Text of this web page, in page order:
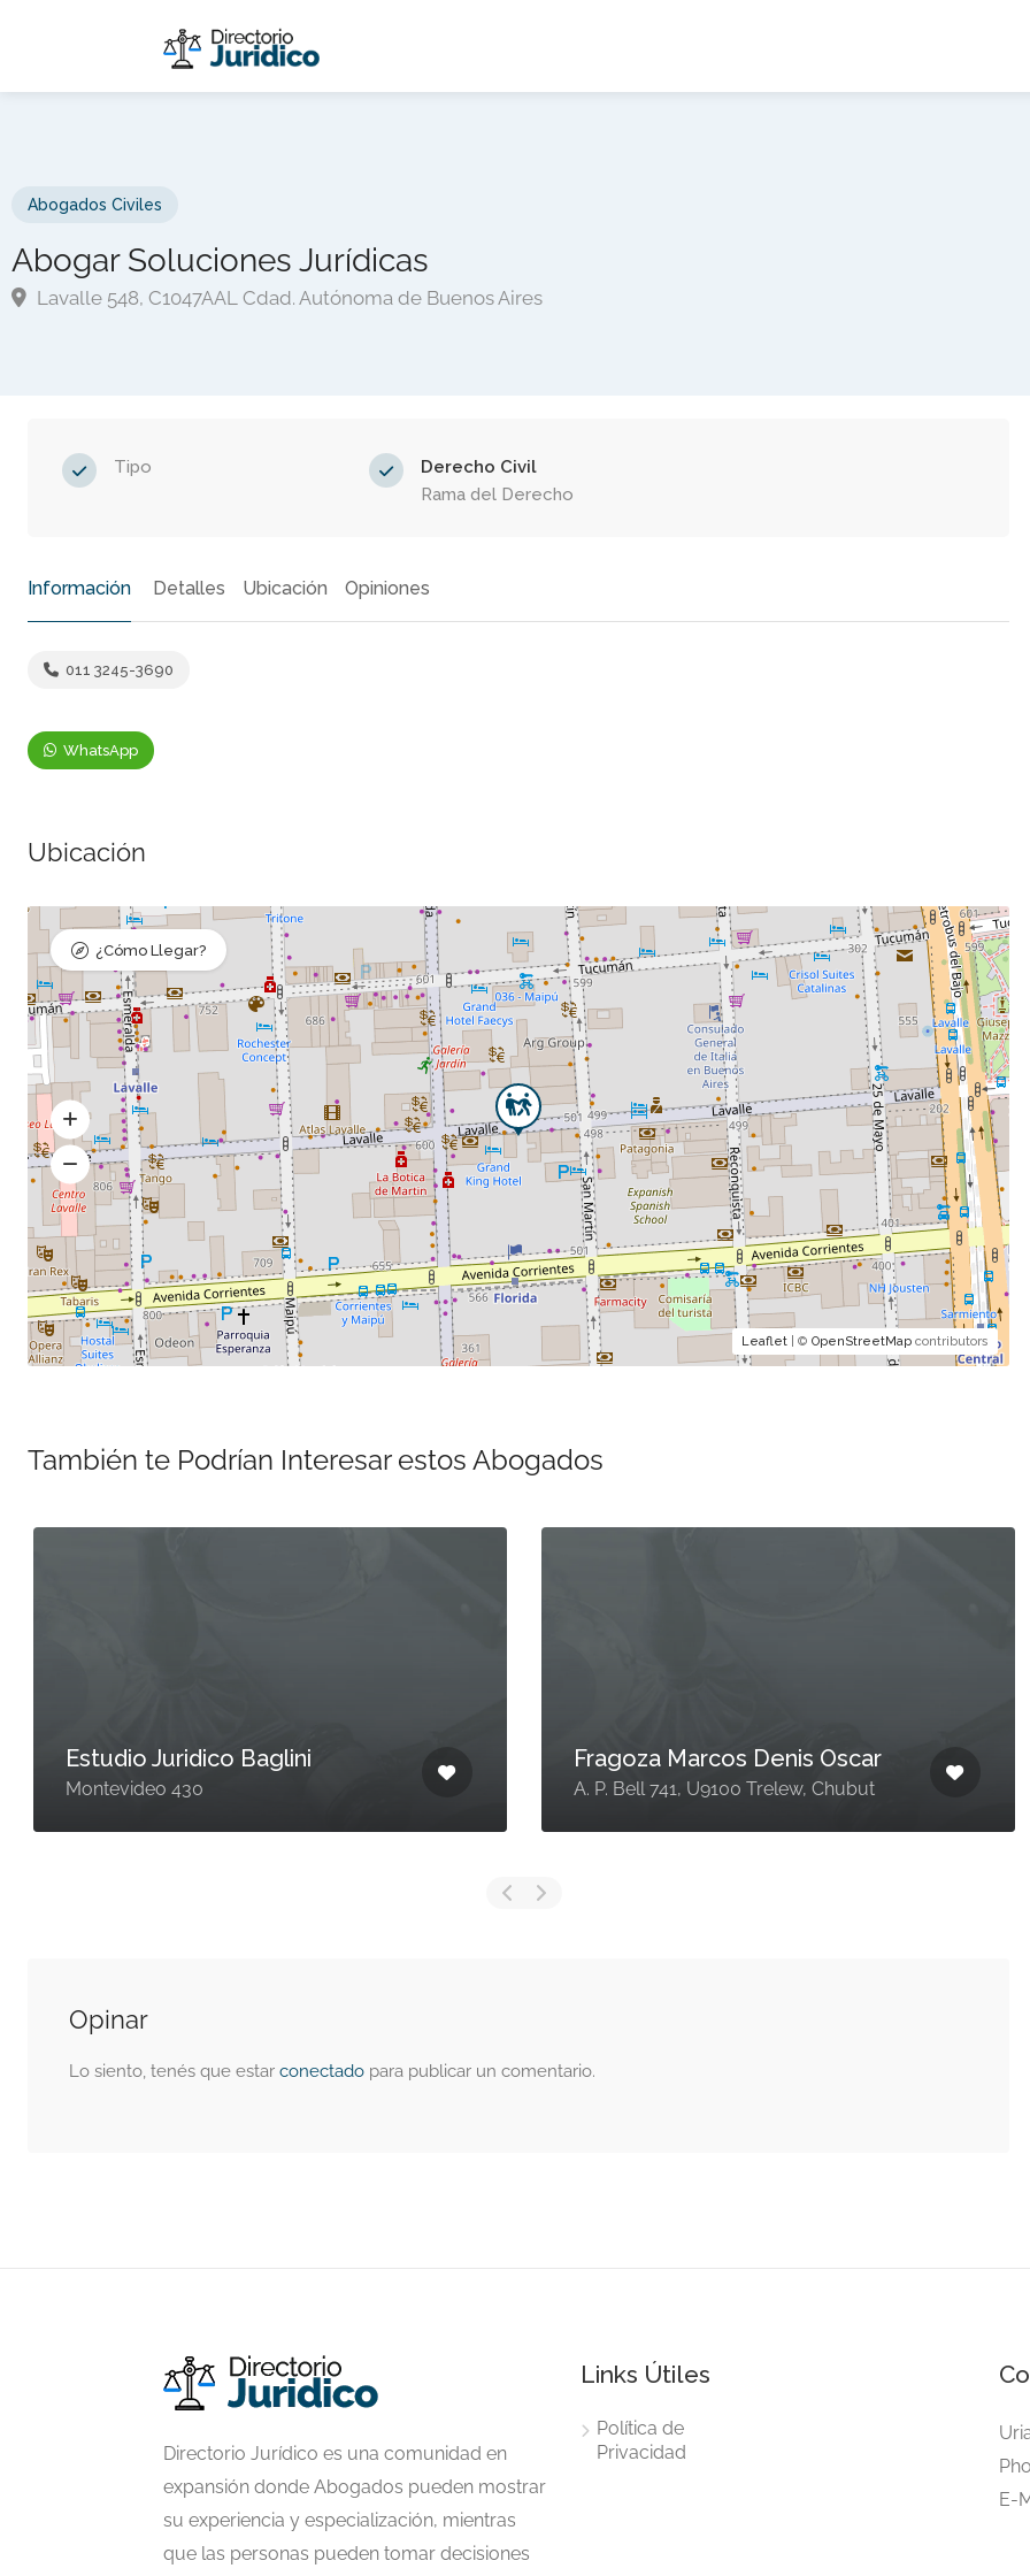
Abogados Civiles
Abogar Soluciones Jurídicas
Lavalle 548, C1047AAL Cdad. Autónoma de Buenos Aires
Tipo
Derecho Civil
Rama del Derecho
Información Detalles Ubicación Opiniones
011 3245-3690
WhatsApp
Ubicación
Leaflet | ©OpenStreetMap contributors
¿Cómo Llegar?
También te Podrían Interesar estos Abogados
Estudio Juridico Baglini
Montevideo 430
Fragoza Marcos Denis Oscar
A. P. Bell 741, U9100 Trelew, Chubut
Opinar
Lo siento, tenés que estarconectado para publicar un comentario.
Directorio Jurídico es una comunidad en
expansión donde Abogados pueden mostrar
su experiencia y especialización, mientras
que las personas pueden tomar decisiones
Links Útiles
Política de
Privacidad
E-